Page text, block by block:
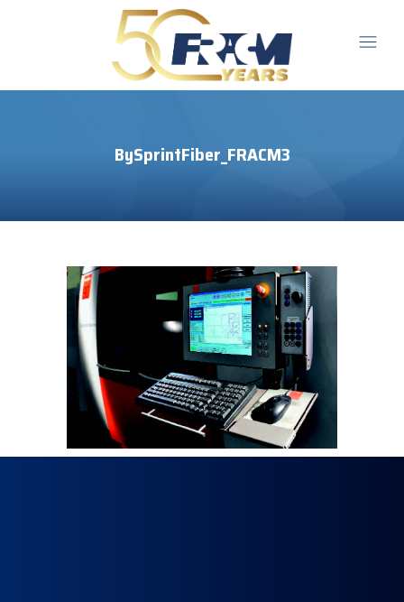
BySprintFiber_FRACM3